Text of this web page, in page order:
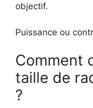
objectif.
Puissance ou
Comment
taille de
?